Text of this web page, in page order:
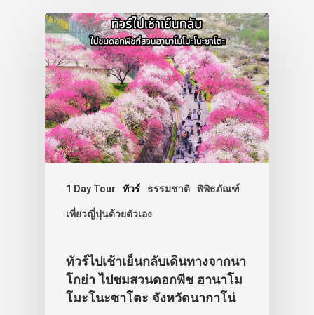
1 Day Tour ทัวร์ ธรรมชาติ พิพิธภัณฑ์
เที่ยวญี่ปุ่นด้วยตัวเอง
ทัวร์ไปเช้าเย็นกลับเดินทางจากนา
โกย่า ไปชมสวนดอกพีช ฮานาโม
โมะโนะซาโตะ จังหวัดนากาโน่